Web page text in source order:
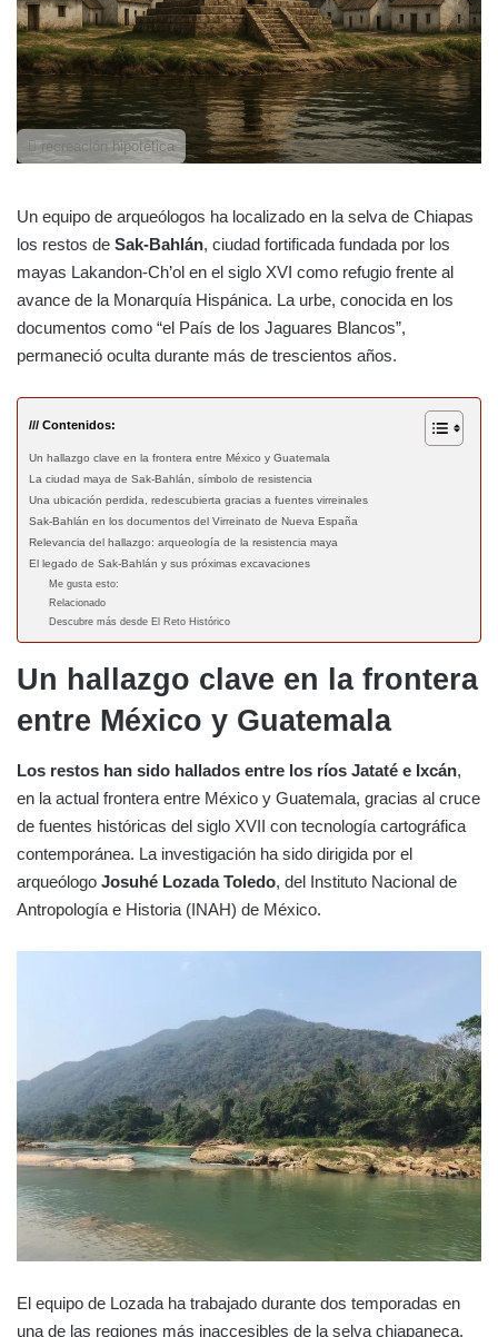
recreación hipotética
Un equipo de arqueólogos ha localizado en la selva de Chiapas
los restos de Sak-Bahlán, ciudad fortificada fundada por los
mayas Lakandon-Ch’ol en el siglo XVI como refugio frente al
avance de la Monarquía Hispánica. La urbe, conocida en los
documentos como “el País de los Jaguares Blancos”,
permaneció oculta durante más de trescientos años.
/// Contenidos:
Un hallazgo clave en la frontera entre México y Guatemala
La ciudad maya de Sak-Bahlán, símbolo de resistencia
Una ubicación perdida, redescubierta gracias a fuentes virreinales
Sak-Bahlán en los documentos del Virreinato de Nueva España
Relevancia del hallazgo: arqueología de la resistencia maya
El legado de Sak-Bahlán y sus próximas excavaciones
Me gusta esto:
Relacionado
Descubre más desde El Reto Histórico
Un hallazgo clave en la frontera
entre México y Guatemala
Los restos han sido hallados entre los ríos Jataté e Ixcán,
en la actual frontera entre México y Guatemala, gracias al cruce
de fuentes históricas del siglo XVII con tecnología cartográfica
contemporánea. La investigación ha sido dirigida por el
arqueólogo Josuhé Lozada Toledo, del Instituto Nacional de
Antropología e Historia (INAH) de México.
El equipo de Lozada ha trabajado durante dos temporadas en
una de las regiones más inaccesibles de la selva chiapaneca.